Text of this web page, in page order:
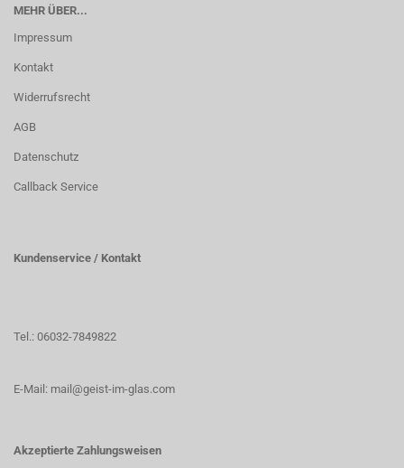
MEHR ÜBER...
Impressum
Kontakt
Widerrufsrecht
AGB
Datenschutz
Callback Service
Kundenservice / Kontakt
Tel.: 06032-7849822
E-Mail: mail@geist-im-glas.com
Akzeptierte Zahlungsweisen